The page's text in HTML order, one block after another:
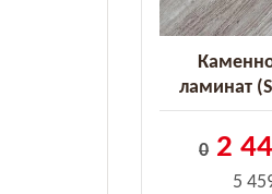
ламинат
Classic
0 2
5